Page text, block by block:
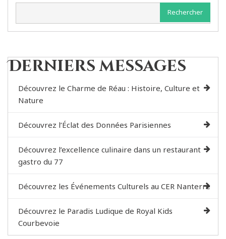
Rechercher
Derniers messages
Découvrez le Charme de Réau : Histoire, Culture et
Nature
Découvrez l’Éclat des Données Parisiennes
Découvrez l’excellence culinaire dans un restaurant
gastro du 77
Découvrez les Événements Culturels au CER Nanterre
Découvrez le Paradis Ludique de Royal Kids
Courbevoie